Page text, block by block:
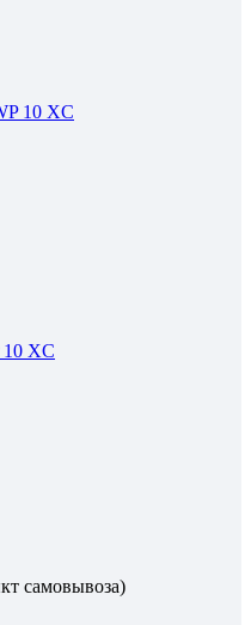
XC
самовывоза)